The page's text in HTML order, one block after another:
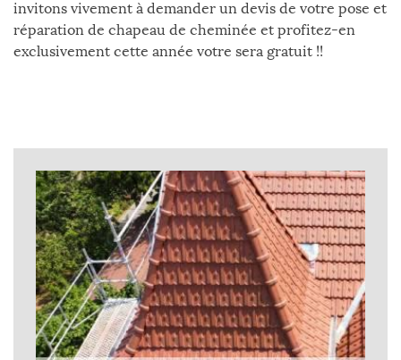
invitons vivement à demander un devis de votre pose et
réparation de chapeau de cheminée et profitez-en
exclusivement cette année votre sera gratuit !!